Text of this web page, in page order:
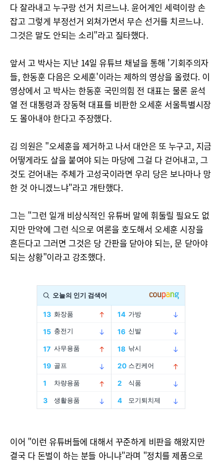
다 잘라내고 누구랑 선거 치르느냐. 윤어게인 세력이랑 손
잡고 그렇게 부정선거 외쳐가면서 무슨 선거를 치르느냐.
그것은 말도 안되는 소리"라고 질타했다.
앞서 고 박사는 지난 14일 유튜브 채널을 통해 '기회주의자
들, 한동훈 다음은 오세훈'이라는 제하의 영상을 올렸다. 이
영상에서 고 박사는 한동훈 국민의힘 전 대표는 물론 윤석
열 전 대통령과 장동혁 대표를 비판한 오세훈 서울특별시장
도 몰아내야 한다고 주장했다.
김 의원은 "오세훈을 제거하고 나서 대안은 또 누구고, 지금
어떻게라도 살을 붙여야 되는 마당에 그걸 다 걷어내고, 그
것도 걷어내는 주체가 고성국이라면 우리 당은 보나마나 망
한 것 아니겠느냐"라고 개탄했다.
그는 "그런 일개 비상식적인 유튜버 말에 휘둘릴 필요도 없
지만 만약에 그런 식으로 여론을 호도해서 오세훈 시장을
흔든다고 그러면 그것은 당 간판을 닫아야 되는, 문 닫아야
되는 상황"이라고 강조했다.
이어 "이런 유튜버들에 대해서 꾸준하게 비판을 해왔지만
결국 다 돈벌이 하는 분들 아니냐"라며 "정치를 제품으로